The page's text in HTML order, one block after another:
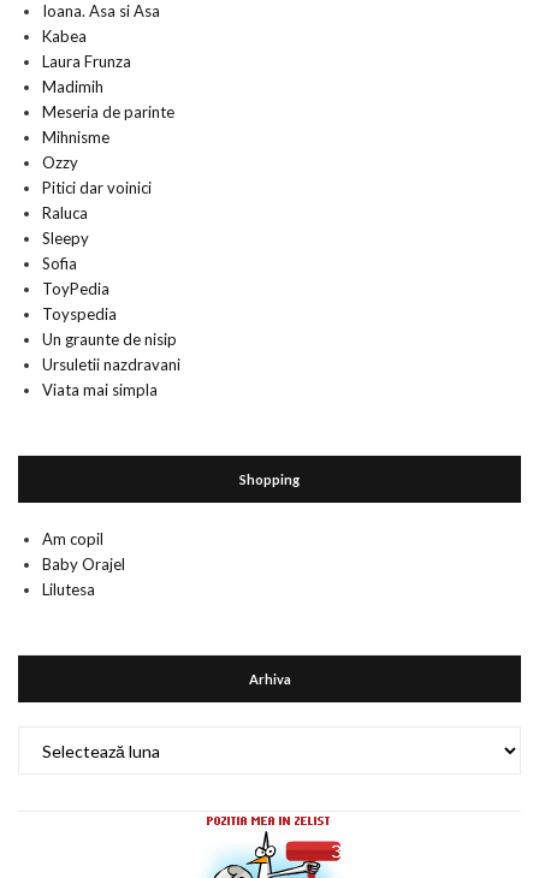
Ioana. Asa si Asa
Kabea
Laura Frunza
Madimih
Meseria de parinte
Mihnisme
Ozzy
Pitici dar voinici
Raluca
Sleepy
Sofia
ToyPedia
Toyspedia
Un graunte de nisip
Ursuletii nazdravani
Viata mai simpla
Shopping
Am copil
Baby Orajel
Lilutesa
Arhiva